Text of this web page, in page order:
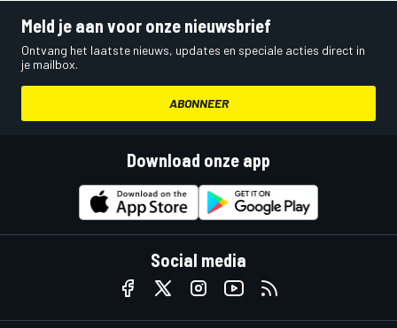
Meld je aan voor onze nieuwsbrief
Ontvang het laatste nieuws, updates en speciale acties direct in
je mailbox.
ABONNEER
Download onze app
Social media